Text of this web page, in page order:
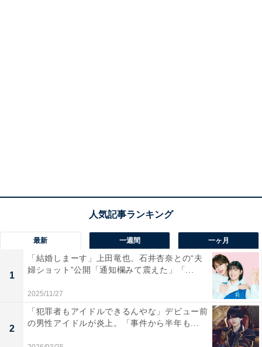
最新 一週間 一ヶ月
1
「結婚しまーす」上田竜也、石井杏奈との“夫
婦ショット”公開「通知欄みて震えた」「...
2025/11/27
2
「犯罪者もアイドルできるんやな」デビュー前
の男性アイドルが炎上。「事件から半年も...